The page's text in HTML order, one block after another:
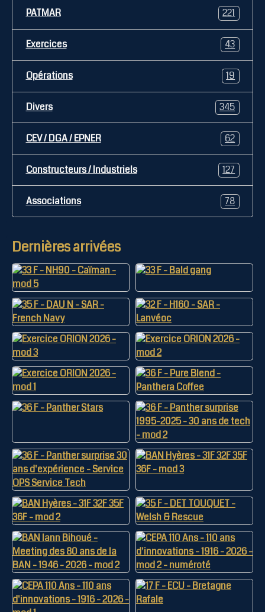
PATMAR 221
Exercices 43
Opérations 19
Divers 345
CEV / DGA / EPNER 62
Constructeurs / Industriels 127
Associations 78
Dernières arrivées